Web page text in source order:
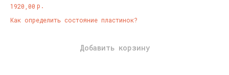
1920,00 р.
Как определить состояние пластинок?
Добавить корзину